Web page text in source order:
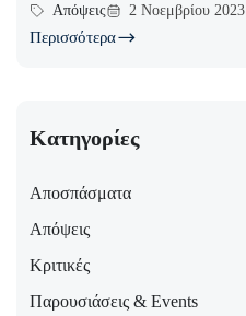
Απόψεις 2 Νοεμβρίου 2023
Περισσότερα
Κατηγορίες
Αποσπάσματα
Απόψεις
Κριτικές
Παρουσιάσεις & Events